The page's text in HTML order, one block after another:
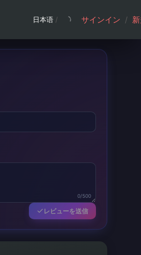
日本语 / サインイン /
0/500
レビューを送信